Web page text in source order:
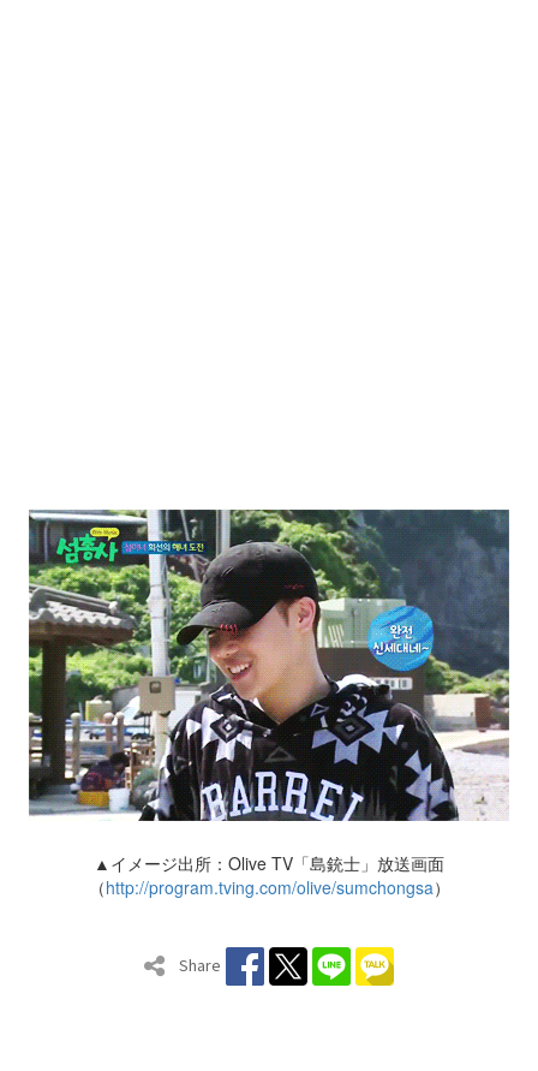
▲イメージ出所：Olive TV「島銃士」放送画面
（http://program.tving.com/olive/sumchongsa）
Share